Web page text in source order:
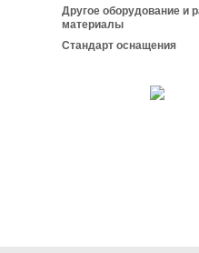
Другое оборудование и
материалы
Стандарт оснащения